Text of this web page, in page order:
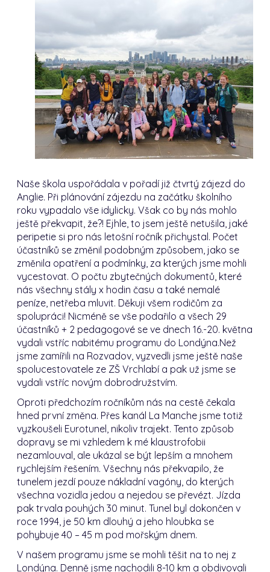
Naše škola uspořádala v pořadí již čtvrtý zájezd do
Anglie. Při plánování zájezdu na začátku školního
roku vypadalo vše idylicky.Však co by nás mohlo
ještě překvapit, že?! Ejhle, to jsem ještě netušila, jaké
peripetie si pro nás letošní ročník přichystal. Počet
účastníků se změnil podobným způsobem, jako se
změnila opatření a podmínky, za kterých jsme mohli
vycestovat. O počtu zbytečných dokumentů, které
nás všechny stály x hodin času a také nemalé
peníze, netřeba mluvit. Děkuji všem rodičům za
spolupráci! Nicméně se vše podařilo a všech 29
účastníků + 2 pedagogové se ve dnech 16.-20. května
vydali vstříc nabitému programu do Londýna.Než
jsme zamířili na Rozvadov, vyzvedli jsme ještě naše
spolucestovatele ze ZŠ Vrchlabí a pak už jsme se
vydali vstříc novým dobrodružstvím.
Oproti předchozím ročníkům nás na cestě čekala
hned první změna. Přes kanál La Manche jsme totiž
vyzkoušeli Eurotunel, nikoliv trajekt.Tento způsob
dopravy se mi vzhledem k mé klaustrofobii
nezamlouval, ale ukázal se být lepším a mnohem
rychlejším řešením.Všechny nás překvapilo, že
tunelem jezdí pouze nákladní vagóny, do kterých
všechna vozidla jedou a nejedou se převézt. Jízda
pak trvala pouhých 30 minut.Tunel byl dokončen v
roce 1994, je 50 km dlouhý a jeho hloubka se
pohybuje 40 – 45 m pod mořským dnem.
V našem programu jsme se mohli těšit na to nej z
Londýna. Denně jsme nachodili 8-10 km a obdivovali